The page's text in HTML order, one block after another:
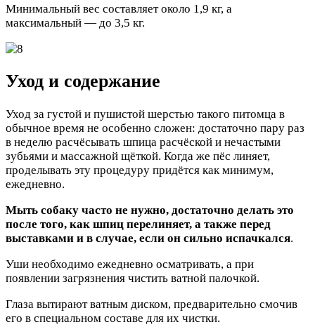
Минимальный вес составляет около 1,9 кг, а
максимальный — до 3,5 кг.
Уход и содержание
Уход за густой и пушистой шерстью такого питомца в
обычное время не особенно сложен: достаточно пару раз
в неделю расчёсывать шпица расчёской и нечастыми
зубьями и массажной щёткой. Когда же пёс линяет,
проделывать эту процедуру придётся как минимум,
ежедневно.
Мыть собаку часто не нужно, достаточно делать это
после того, как шпиц перелиняет, а также перед
выставками и в случае, если он сильно испачкался.
Уши необходимо ежедневно осматривать, а при
появлении загрязнения чистить ватной палочкой.
Глаза вытирают ватным диском, предварительно смочив
его в специальном составе для их чистки.